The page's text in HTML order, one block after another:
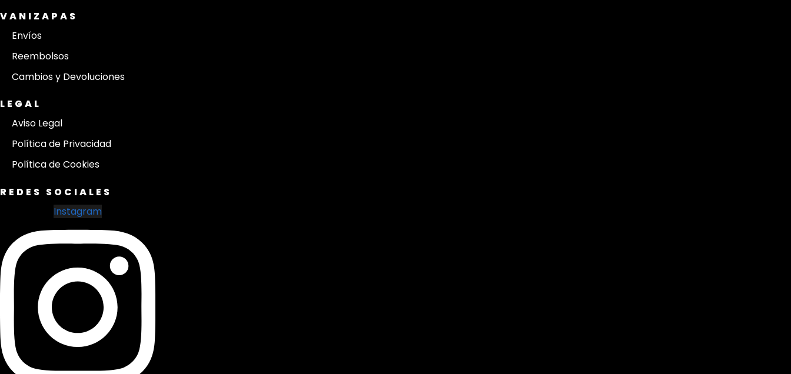
VANIZAPAS
Envíos
Reembolsos
Cambios y Devoluciones
LEGAL
Aviso Legal
Política de Privacidad
Política de Cookies
REDES SOCIALES
Instagram